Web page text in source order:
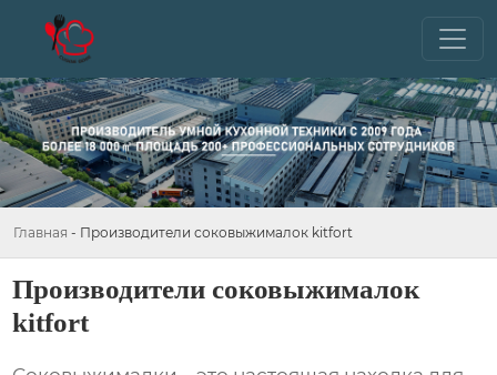
Главная - Производители соковыжималок kitfort
Производители соковыжималок
kitfort